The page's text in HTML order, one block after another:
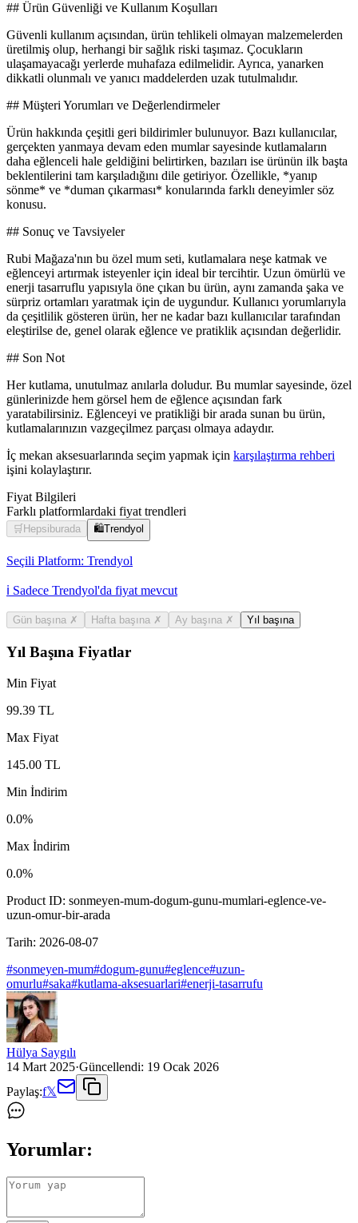
## Ürün Güvenliği ve Kullanım Koşulları
Güvenli kullanım açısından, ürün tehlikeli olmayan malzemelerden
üretilmiş olup, herhangi bir sağlık riski taşımaz. Çocukların
ulaşamayacağı yerlerde muhafaza edilmelidir. Ayrıca, yanarken
dikkatli olunmalı ve yanıcı maddelerden uzak tutulmalıdır.
## Müşteri Yorumları ve Değerlendirmeler
Ürün hakkında çeşitli geri bildirimler bulunuyor. Bazı kullanıcılar,
gerçekten yanmaya devam eden mumlar sayesinde kutlamaların
daha eğlenceli hale geldiğini belirtirken, bazıları ise ürünün ilk başta
beklentilerini tam karşıladığını dile getiriyor. Özellikle, *yanıp
sönme* ve *duman çıkarması* konularında farklı deneyimler söz
konusu.
## Sonuç ve Tavsiyeler
Rubi Mağaza'nın bu özel mum seti, kutlamalara neşe katmak ve
eğlenceyi artırmak isteyenler için ideal bir tercihtir. Uzun ömürlü ve
enerji tasarruflu yapısıyla öne çıkan bu ürün, aynı zamanda şaka ve
sürpriz ortamları yaratmak için de uygundur. Kullanıcı yorumlarıyla
da çeşitlilik gösteren ürün, her ne kadar bazı kullanıcılar tarafından
eleştirilse de, genel olarak eğlence ve pratiklik açısından değerlidir.
## Son Not
Her kutlama, unutulmaz anılarla doludur. Bu mumlar sayesinde, özel
günlerinizde hem görsel hem de eğlence açısından fark
yaratabilirsiniz. Eğlenceyi ve pratikliği bir arada sunan bu ürün,
kutlamalarınızın vazgeçilmez parçası olmaya adaydır.
İç mekan aksesuarlarında seçim yapmak için karşılaştırma rehberi
işini kolaylaştırır.
Fiyat Bilgileri
Farklı platformlardaki fiyat trendleri
🛒 Hepsiburada 🛍️Trendyol
Seçili Platform: Trendyol
ℹ️ Sadece Trendyol'da fiyat mevcut
Gün başına ✗ Hafta başına ✗ Ay başına ✗ Yıl başına
Yıl Başına Fiyatlar
Min Fiyat
99.39 TL
Max Fiyat
145.00 TL
Min İndirim
0.0%
Max İndirim
0.0%
Product ID: sonmeyen-mum-dogum-gunu-mumlari-eglence-ve-
uzun-omur-bir-arada
Tarih: 2026-08-07
#sonmeyen-mum#dogum-gunu#eglence#uzun-
omurlu#saka#kutlama-aksesuarlari#enerji-tasarrufu
Hülya Saygılı
14 Mart 2025·Güncellendi: 19 Ocak 2026
Paylaş:f𝕏
Yorumlar: